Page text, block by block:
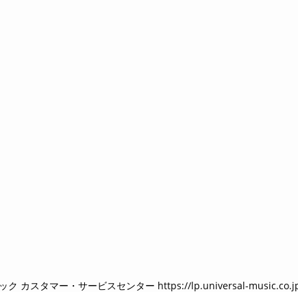
ク カスタマー・サービスセンター https://lp.universal-